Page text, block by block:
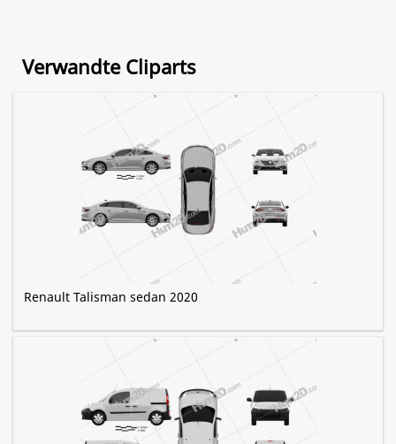
Verwandte Cliparts
Renault Talisman sedan 2020